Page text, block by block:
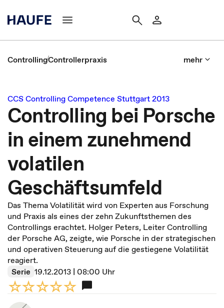
ControllingControllerpraxis mehr
CCS Controlling Competence Stuttgart 2013
Controlling bei Porsche
in einem zunehmend
volatilen
Geschäftsumfeld
Das Thema Volatilität wird von Experten aus Forschung
und Praxis als eines der zehn Zukunftsthemen des
Controllings erachtet. Holger Peters, Leiter Controlling
der Porsche AG, zeigte, wie Porsche in der strategischen
und operativen Steuerung auf die gestiegene Volatilität
reagiert.
Serie 19.12.2013 | 08:00 Uhr